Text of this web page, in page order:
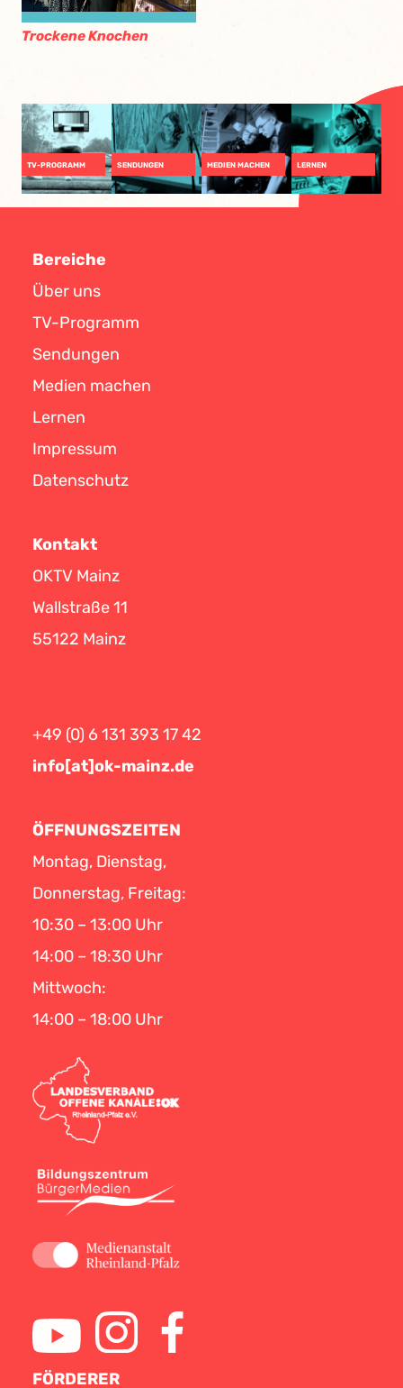
Trockene Knochen
TV-PROGRAMM SENDUNGEN MEDIEN MACHEN LERNEN
Bereiche
Über uns
TV-Programm
Sendungen
Medien machen
Lernen
Impressum
Datenschutz
Kontakt
OKTV Mainz
Wallstraße 11
55122 Mainz
+49 (0) 6 131 393 17 42
info[at]ok-mainz.de
ÖFFNUNGSZEITEN
Montag, Dienstag,
Donnerstag, Freitag:
10:30 – 13:00 Uhr
14:00 – 18:30 Uhr
Mittwoch:
14:00 – 18:00 Uhr
FÖRDERER